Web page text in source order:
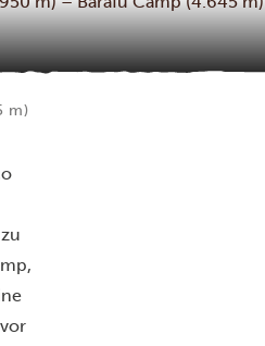
m)